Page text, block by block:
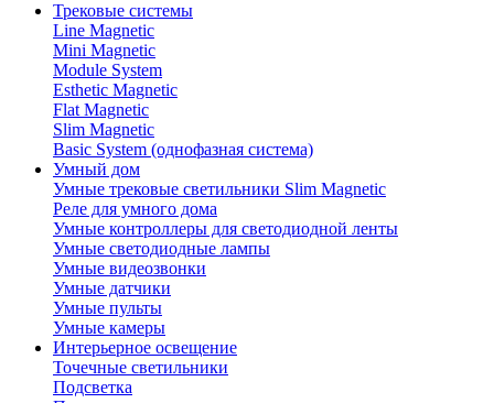
Трековые системы
Line Magnetic
Mini Magnetic
Module System
Esthetic Magnetic
Flat Magnetic
Slim Magnetic
Basic System (однофазная система)
Умный дом
Умные трековые светильники Slim Magnetic
Реле для умного дома
Умные контроллеры для светодиодной ленты
Умные светодиодные лампы
Умные видеозвонки
Умные датчики
Умные пульты
Умные камеры
Интерьерное освещение
Точечные светильники
Подсветка